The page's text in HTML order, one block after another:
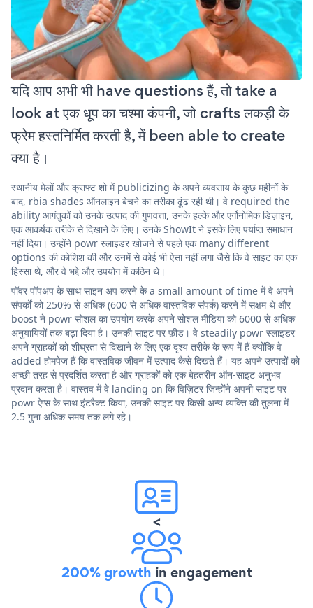
यदि आप अभी भी have questions हैं, तो take a
look at एक धूप का चश्मा कंपनी, जो crafts लकड़ी के
फ्रेम हस्तनिर्मित करती है, में been able to create
क्या है।
स्थानीय मेलों और क्राफ्ट शो में publicizing के अपने व्यवसाय के कुछ महीनों के
बाद, rbia shades ऑनलाइन बेचने का तरीका ढूंढ रही थी। वे required the
ability आगंतुकों को उनके उत्पाद की गुणवत्ता, उनके हल्के और एर्गोनोमिक डिज़ाइन,
एक आकर्षक तरीके से दिखाने के लिए। उनके ShowIt ने इसके लिए पर्याप्त समाधान
नहीं दिया। उन्होंने powr स्लाइडर खोजने से पहले एक many different
options की कोशिश की और उनमें से कोई भी ऐसा नहीं लगा जैसे कि वे साइट का एक
हिस्सा थे, और वे भद्दे और उपयोग में कठिन थे।
पॉवर पॉपअप के साथ साइन अप करने के a small amount of time में वे अपने
संपर्कों को 250% से अधिक (600 से अधिक वास्तविक संपर्क) करने में सक्षम थे और
boost ने powr सोशल का उपयोग करके अपने सोशल मीडिया को 6000 से अधिक
अनुयायियों तक बढ़ा दिया है। उनकी साइट पर फ़ीड। वे steadily powr स्लाइडर
अपने ग्राहकों को शीघ्रता से दिखाने के लिए एक दृश्य तरीके के रूप में हैं क्योंकि वे
added होमपेज हैं कि वास्तविक जीवन में उत्पाद कैसे दिखते हैं। यह अपने उत्पादों को
अच्छी तरह से प्रदर्शित करता है और ग्राहकों को एक बेहतरीन ऑन-साइट अनुभव
प्रदान करता है। वास्तव में वे landing on कि विज़िटर जिन्होंने अपनी साइट पर
powr ऐप्स के साथ इंटरैक्ट किया, उनकी साइट पर किसी अन्य व्यक्ति की तुलना में
2.5 गुना अधिक समय तक लगे रहे।
<
200% growth in engagement